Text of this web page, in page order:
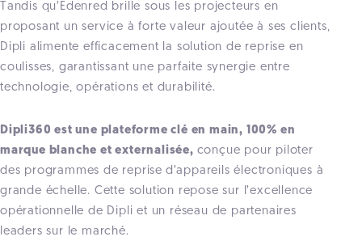
Tandis qu’Edenred brille sous les projecteurs en
proposant un service à forte valeur ajoutée à ses clients,
Dipli alimente efficacement la solution de reprise en
coulisses, garantissant une parfaite synergie entre
technologie, opérations et durabilité.
Dipli360 est une plateforme clé en main, 100% en
marque blanche et externalisée, conçue pour piloter
des programmes de reprise d’appareils électroniques à
grande échelle. Cette solution repose sur l’excellence
opérationnelle de Dipli et un réseau de partenaires
leaders sur le marché.